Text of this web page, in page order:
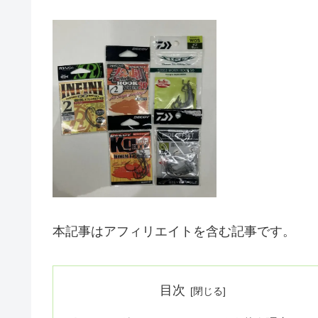
本記事はアフィリエイトを含む記事です。
目次